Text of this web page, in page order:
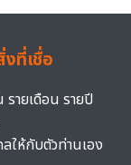
ที่เชื่อ
รายเดือน รายปี
ให้กับตัวท่านเอง